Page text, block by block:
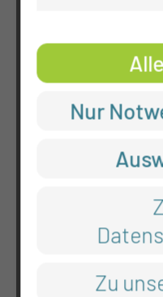
Medizinische
Impressum
Datenschutz
Nur
Zu